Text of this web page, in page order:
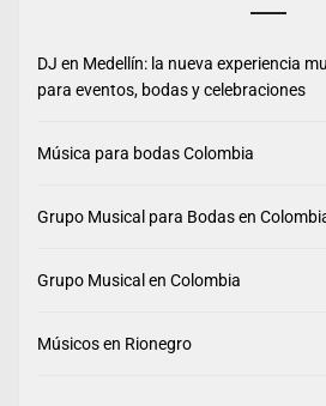
DJ en Medellín: la nueva experiencia
para eventos, bodas y celebraciones
Música para bodas Colombia
Grupo Musical para Bodas en
Grupo Musical en Colombia
Músicos en Rionegro